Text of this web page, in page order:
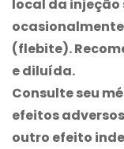
local da injeção
(flebite).
e diluída.
Consulte seu
efeitos
outro efeito